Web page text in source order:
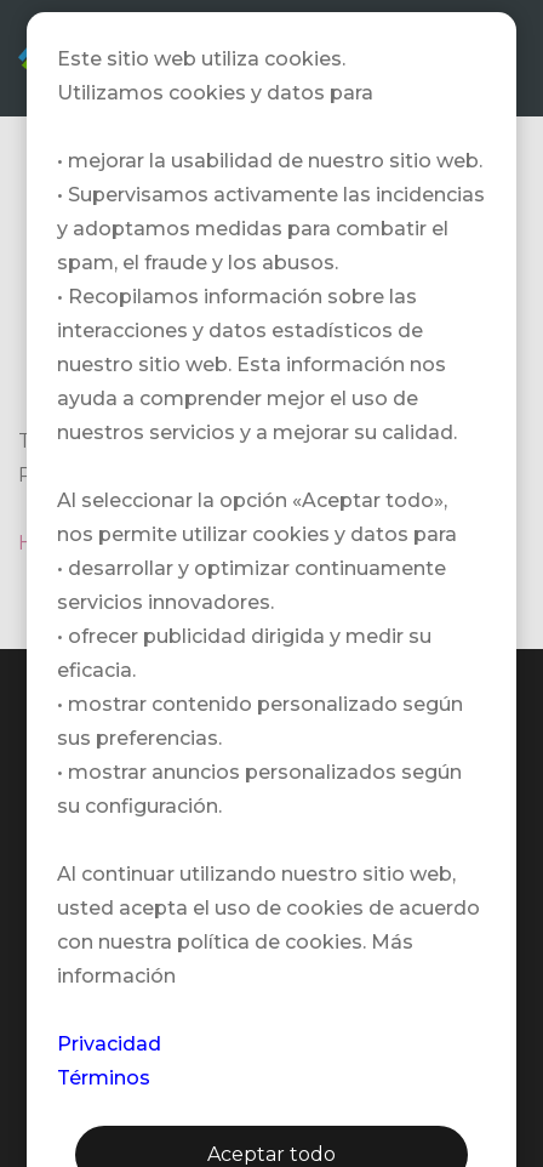
Travel
Professionals
Switzerland
TPS ist die Vereinigung unabhängiger
Reiseunternehmen in der Schweiz.
Hier findest Du weiterführende Informationen.
TRAVELZONE AG
+41 41 552 55 00
Horario de atención telefónica:
Lunes a viernes:
09.00 - 12.00 / 13.00 - 18.00
Socios
Este sitio web utiliza cookies.
Utilizamos cookies y datos para
• mejorar la usabilidad de nuestro sitio web.
• Supervisamos activamente las incidencias
y adoptamos medidas para combatir el
spam, el fraude y los abusos.
• Recopilamos información sobre las
interacciones y datos estadísticos de
nuestro sitio web. Esta información nos
ayuda a comprender mejor el uso de
nuestros servicios y a mejorar su calidad.
Al seleccionar la opción «Aceptar todo»,
nos permite utilizar cookies y datos para
• desarrollar y optimizar continuamente
servicios innovadores.
• ofrecer publicidad dirigida y medir su
eficacia.
• mostrar contenido personalizado según
sus preferencias.
• mostrar anuncios personalizados según
su configuración.
Al continuar utilizando nuestro sitio web,
usted acepta el uso de cookies de acuerdo
con nuestra política de cookies. Más
información
Privacidad
Términos
Aceptar todo